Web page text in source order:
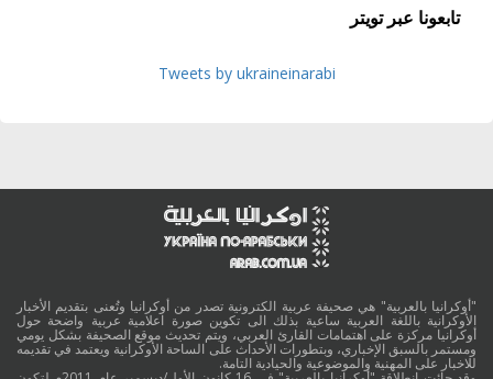
تابعونا عبر تويتر
Tweets by ukraineinarabi
"أوكرانيا بالعربية" هي صحيفة عربية الكترونية تصدر من أوكرانيا وتُعنى بتقديم الأخبار
الأوكرانية باللغة العربية ساعية بذلك الى تكوين صورة اعلامية عربية واضحة حول
أوكرانيا مركزة على اهتمامات القارئ العربي، ويتم تحديث موقع الصحيفة بشكل يومي
ومستمر بالسبق الإخباري، وبتطورات الأحداث على الساحة الأوكرانية ويعتمد في تقديمه
للاخبار على المهنية والموضوعية والحيادية التامة.